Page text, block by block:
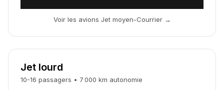
Voir les avions Jet moyen-Courrier→
Jet lourd
10-16 passagers • 7 000 km autonomie